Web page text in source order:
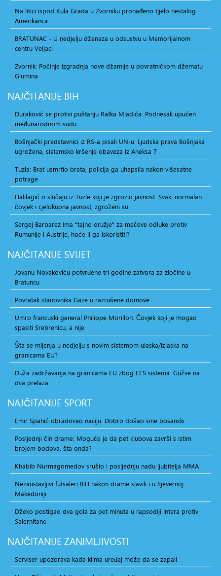
Na litici ispod Kula Grada u Zvorniku pronađeno tijelo nestalog
Amerikanca
BRATUNAC - U nedjelju dženaza u odsustvu u Memorijalnom
centru Veljaci
Zvornik: Počinje izgradnja nove džamije u povratničkom džematu
Glumina
NAJČITANIJE BIH
Duraković se protivi puštanju Ratka Mladića: Podnesak upućen
međunarodnom sudu
Bošnjački predstavnici iz RS-a pisali UN-u: Ljudska prava Bošnjaka
ugrožena, sistemsko kršenje obaveza iz Aneksa 7
Tuzla: Brat usmrtio brata, policija ga uhapsila nakon višesatne
potrage
Halilagić o slučaju iz Tuzle koji je zgrozio javnost: Svaki normalan
čovjek i cjelokupna javnost, zgroženi su
Sergej Barbarez ima "tajno oružje" za mečeve odluke protiv
Rumunije i Austrije, hoće li ga iskoristiti?
NAJČITANIJE SVIJET
Jovanu Novakoviću potvrđene tri godine zatvora za zločine u
Bratuncu
Povratak stanovnika Gaze u razrušene domove
Umro francuski general Philippe Morillon: Čovjek koji je mogao
spasiti Srebrenicu, a nije
Šta se mijenja u nedjelju s novim sistemom ulaska/izlaska na
granicama EU?
Duža zadržavanja na granicama EU zbog EES sistema: Gužve na
dva prelaza
NAJČITANIJE SPORT
Emir Spahić obradovao naciju: Dobro došao sine bosanski
Posljednji čin drame: Moguće je da pet klubova završi s istim
brojem bodova, šta onda?
Khabib Nurmagomedov srušio i posljednju nadu ljubitelja MMA
Nezaustavljivi futsaleri BiH nakon drame slavili i u Sjevernoj
Makedoniji
Džeko postigao dva gola za pet minuta u rapsodiji Intera protiv
Salernitane
NAJČITANIJE ZANIMLJIVOSTI
Serviser upozorava kada klima uređaj može da se zapali